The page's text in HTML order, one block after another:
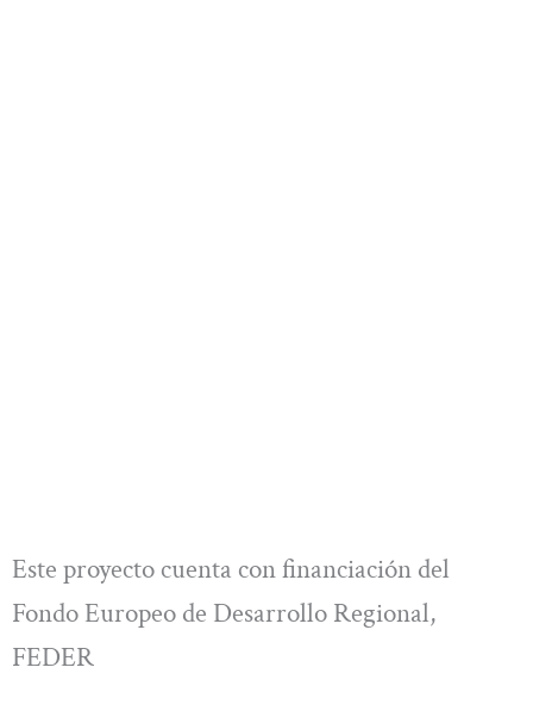
Este proyecto cuenta con financiación del
Fondo Europeo de Desarrollo Regional,
FEDER